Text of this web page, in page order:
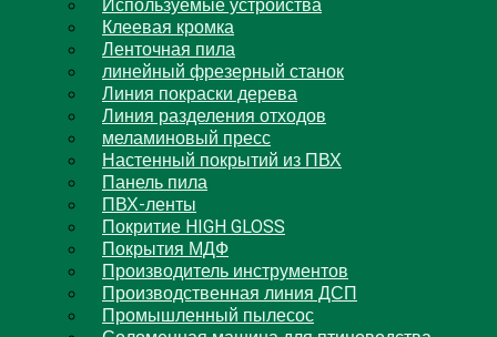
Используемые устройства
Клеевая кромка
Ленточная пила
линейный фрезерный станок
Линия покраски дерева
Линия разделения отходов
меламиновый пресс
Настенный покрытий из ПВХ
Панель пила
ПВХ-ленты
Покритие HIGH GLOSS
Покрытия МДФ
Производитель инструментов
Производственная линия ДСП
Промышленный пылесос